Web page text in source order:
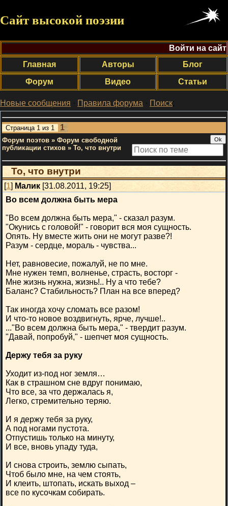
Сайт высокой поэзии
Войти на сайт
Главная
Авторы
Блог
Форум
Видео Статьи
Новые сообщения · Правила форума · Поиск;
Страница 1 из 1 1
Форум поэтов » Форум свободной
публикации стихов » То, что внутри
То, что внутри
[1] Малик [31.08.2011, 19:25]
Во всем должна быть мера
"Во всем должна быть мера," - сказал разум.
"Окунись с головой!" - говорит вся моя сущность.
Опять. Ну вместе жить они не могут разве?!
Разум - сердце, мораль - чувства...
Нет, равновесие, пожалуй, не по мне.
Мне нужен темп, волненье, страсть, восторг -
Мне жизнь нужна, жизнь!.. Ну а что тебе?
Баланс? Стабильность? План на все вперед?
Так иногда хочу сломать все разом!
И что-то новое воздвигнуть, ярче, лучше!..
..."Во всем должна быть мера," - твердит разум.
"Давай, попробуй," - шепчет моя сущность.
Держу тебя за руку
Уходит из-под ног земля…
Как в страшном сне вдруг понимаю,
Что все, за что держалась я,
Легко, стремительно теряю.
И я держу тебя за руку,
А под ногами пустота.
Отпустишь только на минуту,
И все, вновь упаду туда,
И снова строить, землю сыпать,
Чтоб было мне, на чем стоять,
И клеить, штопать, искать выход –
все по кусочкам собирать.